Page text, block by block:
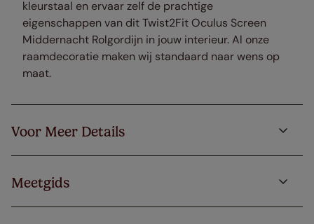
kleurstaal en ervaar zelf de prachtige
eigenschappen van dit Twist2Fit Oculus Screen
Middernacht Rolgordijn in jouw interieur. Al onze
raamdecoratie maken wij standaard naar wens op
maat.
Voor Meer Details
Meetgids